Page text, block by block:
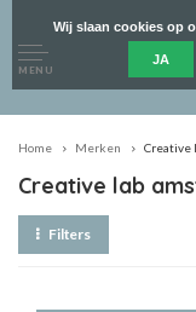
MENU
Home Merken Creative
Creative lab
Filters
Wij slaan cookies op
JA